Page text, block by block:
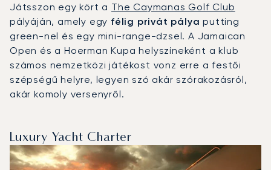
Játsszon egy kört a The Caymanas Golf Club
pályáján, amely egy félig privát pálya putting
green-nel és egy mini-range-dzsel. A Jamaican
Open és a Hoerman Kupa helyszíneként a klub
számos nemzetközi játékost vonz erre a festői
szépségű helyre, legyen szó akár szórakozásról,
akár komoly versenyről.
Luxury Yacht Charter